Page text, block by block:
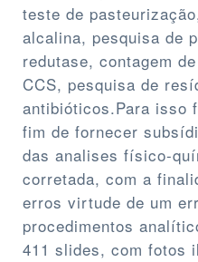
teste de
alcalina, pesquisa de
redutase, contagem
CCS, pesquisa de
antibióticos.Para isso
fim de fornecer
das analises físico-
corretada, com a
erros virtude de um
procedimentos
411 slides, com fotos